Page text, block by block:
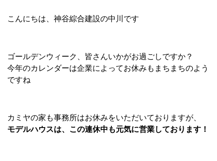
こんにちは、神谷綜合建設の中川です
ゴールデンウィーク、皆さんいかがお過ごしですか？
今年のカレンダーは企業によってお休みもまちまちのよう
ですね
カミヤの家も事務所はお休みをいただいておりますが、
モデルハウスは、この連休中も元気に営業しております！